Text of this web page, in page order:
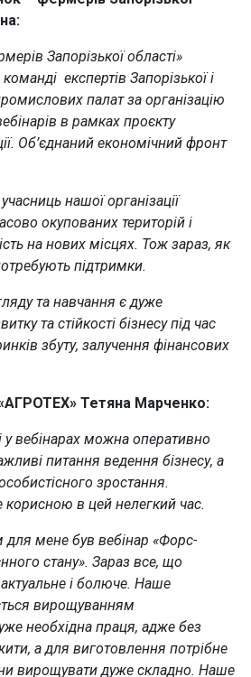
Запорізької області»
експертів Запорізької і
палат за організацію
в рамках проєкту
Об’єднаний економічний фронт
нашої організації
окупованих територій і
на нових місцях. Тож зараз, як
підтримки.
та навчання є дуже
та стійкості бізнесу під час
збуту, залучення фінансових
Тетяна Марченко:
у вебінарах можна оперативно
питання ведення бізнесу, а
зростання.
корисною в цей нелегкий час.
мене був вебінар «Форс-
стану». Зараз все, що
і болюче. Наше
вирощуванням
необхідна праця, адже без
а для виготовлення потрібне
вирощувати дуже складно. Наше